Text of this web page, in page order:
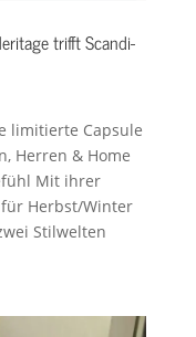
trifft Scandi-
limitierte Capsule
Herren & Home
Mit ihrer
Herbst/Winter
Stilwelten